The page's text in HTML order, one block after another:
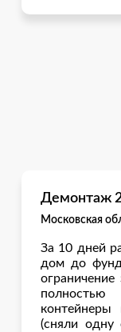
Демонтаж
Московская
За 10 дней
дом до
контейнеры
(сняли одну